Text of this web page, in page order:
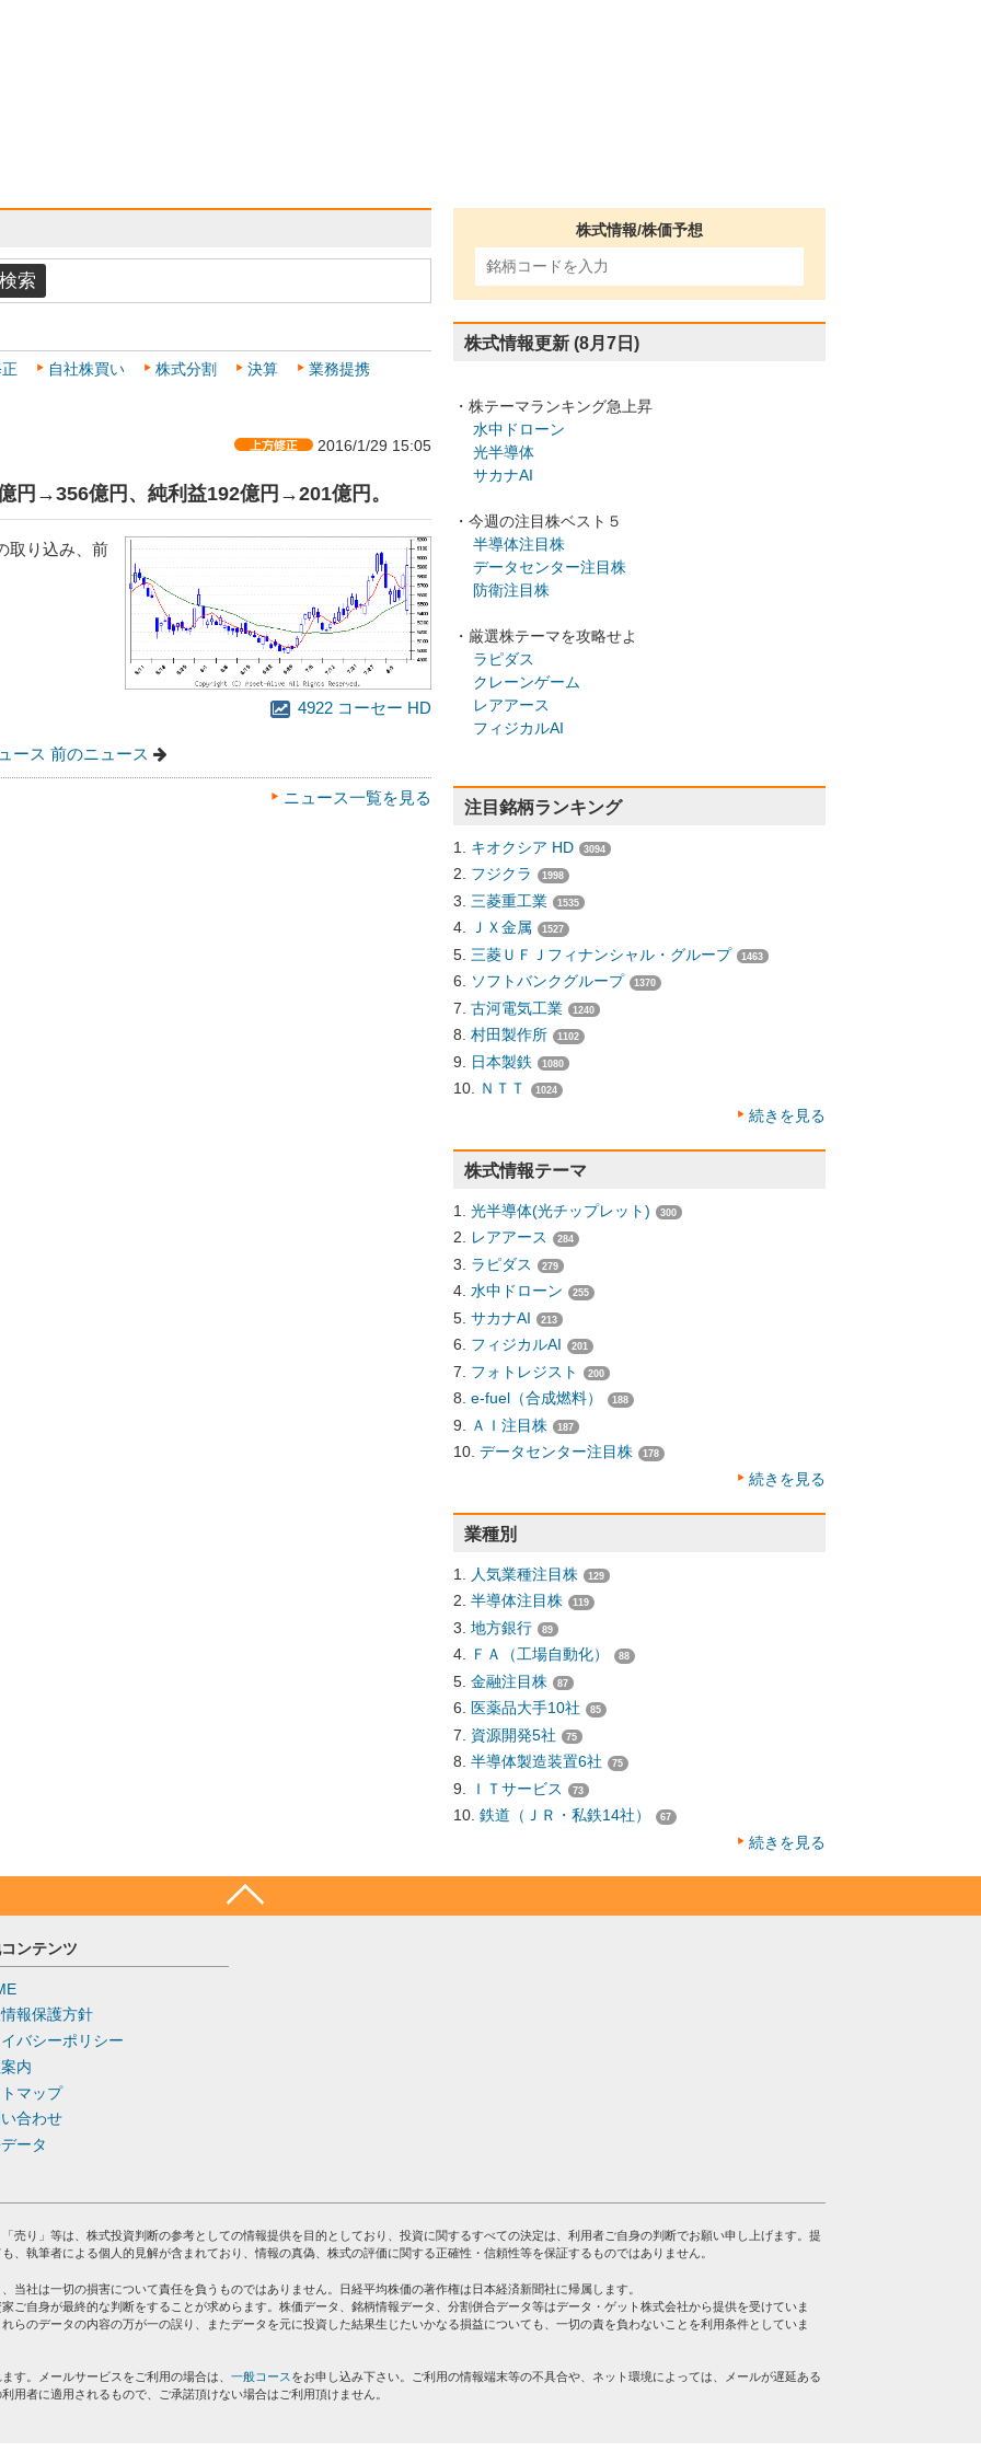
自社株買い 株式分割 決算
業務提携
2016/1/29 15:05
円→356億円、純利益192億円→201億円。
4922 コーセー HD
取り込み、前
ース 前のニュース
ニュース一覧を見る
株式情報/株価予想
株式情報更新 (8月7日)
・株テーマランキング急上昇
水中ドローン
光半導体
サカナAI
・今週の注目株ベスト５
半導体注目株
データセンター注目株
防衛注目株
・厳選株テーマを攻略せよ
ラピダス
クレーンゲーム
レアアース
フィジカルAI
注目銘柄ランキング
キオクシア HD 3094
フジクラ 1998
三菱重工業 1535
ＪＸ金属 1527
三菱ＵＦＪフィナンシャル・グループ 1463
ソフトバンクグループ 1370
古河電気工業 1240
村田製作所 1102
日本製鉄 1080
ＮＴＴ 1024
続きを見る
株式情報テーマ
光半導体(光チップレット) 300
レアアース 284
ラピダス 279
水中ドローン 255
サカナAI 213
フィジカルAI 201
フォトレジスト 200
e-fuel（合成燃料） 188
ＡＩ注目株 187
データセンター注目株 178
続きを見る
業種別
人気業種注目株 129
半導体注目株 119
地方銀行 89
ＦＡ（工場自動化） 88
金融注目株 87
医薬品大手10社 85
資源開発5社 75
半導体製造装置6社 75
ＩＴサービス 73
鉄道（ＪＲ・私鉄14社） 67
続きを見る
ンテンツ
報保護方針
バシーポリシー
内
マップ
合わせ
ータ
売り」等は、株式投資判断の参考としての情報提供を目的としており、投資に関するすべての決定は、利用者ご自身の判断でお願い申し上げます。提
、執筆者による個人的見解が含まれており、情報の真偽、株式の評価に関する正確性・信頼性等を保証するものではありません。
当社は一切の損害について責任を負うものではありません。日経平均株価の著作権は日本経済新聞社に帰属します。
ご自身が最終的な判断をすることが求めらます。株価データ、銘柄情報データ、分割併合データ等はデータ・ゲット株式会社から提供を受けていま
らのデータの内容の万が一の誤り、またデータを元に投資した結果生じたいかなる損益についても、一切の責を負わないことを利用条件としていま
す。メールサービスをご利用の場合は、 一般コースをお申し込み下さい。ご利用の情報端末等の不具合や、ネット環境によっては、メールが遅延ある
用者に適用されるもので、ご承諾頂けない場合はご利用頂けません。